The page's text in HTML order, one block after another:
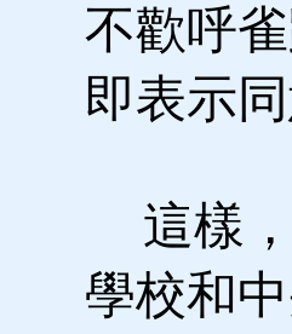
不歡呼
即表示同
這樣，
學校和